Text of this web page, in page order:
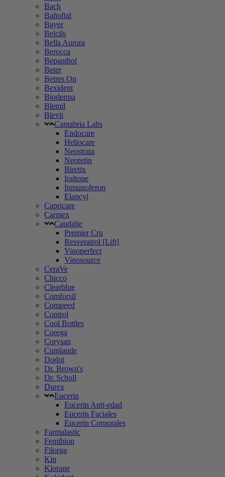
Bach
Bañoftal
Bayer
Belcils
Bella Aurora
Berocca
Bepanthol
Beter
Betres On
Bexident
Bioderma
Blemil
Blevit
Cantabria Labs
Endocare
Heliocare
Neostrata
Neoretin
Biretix
Iraltone
Inmunoferon
Elancyl
Capricare
Carmex
Caudalie
Premier Cru
Resveratrol [Lift]
Vinoperfect
Vinosource
CeraVe
Chicco
Clearblue
Comforsil
Compeed
Control
Cool Bottles
Corega
Corysan
Cumlaude
Dodot
Dr. Brown's
Dr. Scholl
Durex
Eucerin
Eucerin Anti-edad
Eucerin Faciales
Eucerin Corporales
Farmalastic
Femibion
Filorga
Kin
Klorane